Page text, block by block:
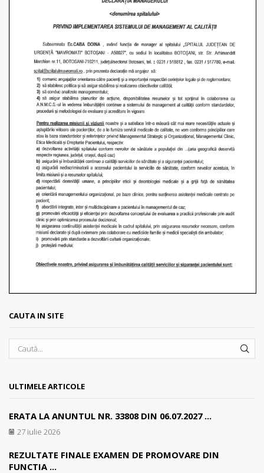
CAUTA IN SITE
ULTIMELE ARTICOLE
ERATA LA ANUNTUL NR. 33808 DIN 06.07.2027 ...
27 iulie 2026
REZULTATE FINALE EXAMEN DE PROMOVARE DIN
FUNCTIA ...